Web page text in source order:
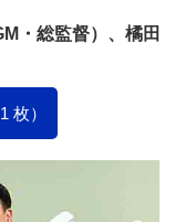
・総監督）、橘田
枚）